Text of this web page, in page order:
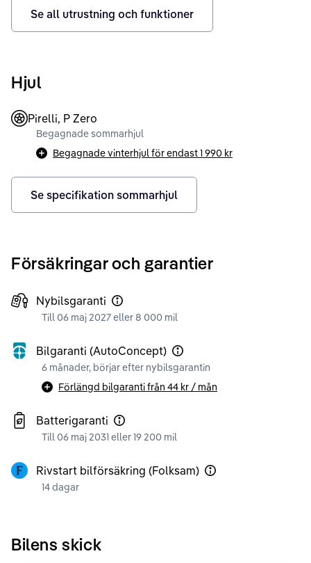
Se all utrustning och funktioner
Hjul
Pirelli, P Zero
Begagnade sommarhjul
Begagnade vinterhjul för endast1 990 kr
Se specifikation sommarhjul
Försäkringar och garantier
Nybilsgaranti
Till 06 maj 2027 eller 8 000 mil
Bilgaranti (AutoConcept)
6 månader, börjar efter nybilsgarantin
Förlängd bilgaranti från 44 kr / mån
Batterigaranti
Till 06 maj 2031 eller 19 200 mil
Rivstart bilförsäkring (Folksam)
14 dagar
Bilens skick